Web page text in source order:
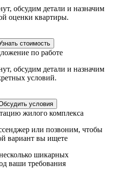
обсудим детали и назначим
оценки квартиры.
стоимость
по работе
обсудим детали и назначим
условий.
условия
жилого комплекса
или позвоним, чтобы
вариант вы ищете
шикарных
ваши требования